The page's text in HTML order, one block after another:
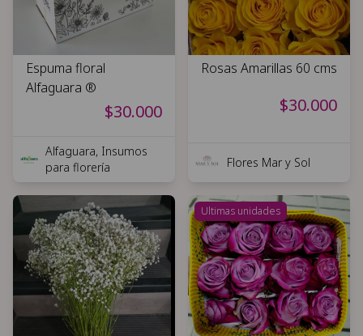
Espuma floral
Alfaguara ®
$30.000
Alfaguara, Insumos
para florería
Rosas Amarillas 60 cms
$30.000
Flores Mar y Sol
Ultimas unidades